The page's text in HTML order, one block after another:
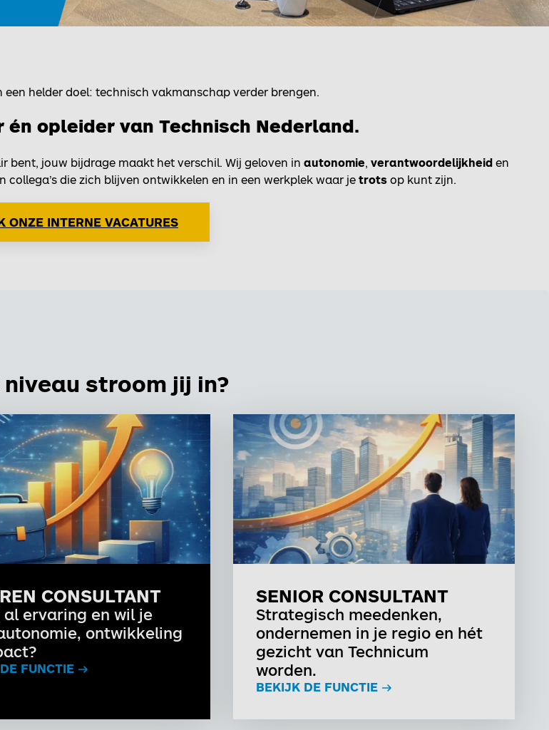
een helder doel: technisch vakmanschap verder brengen.
opleider van Technisch Nederland.
jouw bijdrage maakt het verschil. Wij geloven in autonomie, verantwoordelijkheid en
die zich blijven ontwikkelen en in een werkplek waar je trots op kunt zijn.
ONZE INTERNE VACATURES
niveau stroom jij in?
CONSULTANT
al ervaring en wil je
ontwikkeling
FUNCTIE
SENIOR CONSULTANT
Strategisch meedenken,
ondernemen in je regio en hét
gezicht van Technicum
worden.
BEKIJK DE FUNCTIE